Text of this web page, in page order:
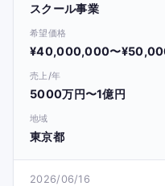
スクール事業
希望価格
¥40,000,000〜
売上/年
5000万円〜1億円
地域
東京都
2026/06/16